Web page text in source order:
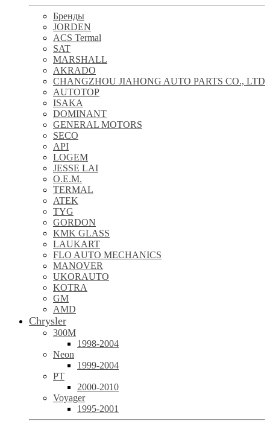
Бренды
JORDEN
ACS Termal
SAT
MARSHALL
AKRADO
CHANGZHOU JIAHONG AUTO PARTS CO., LTD
AUTOTOP
ISAKA
DOMINANT
GENERAL MOTORS
SECO
API
LOGEM
JESSE LAI
O.E.M.
TERMAL
ATEK
TYG
GORDON
KMK GLASS
LAUKART
FLO AUTO MECHANICS
MANOVER
UKORAUTO
KOTRA
GM
AMD
Chrysler
300M
1998-2004
Neon
1999-2004
PT
2000-2010
Voyager
1995-2001